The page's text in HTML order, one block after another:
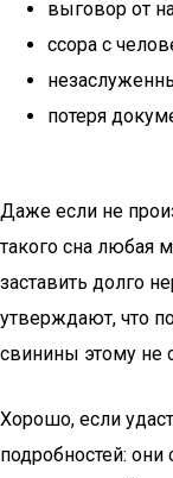
выговор от
ссора с
потеря
Даже если не
такого сна любая
заставить долго
утверждают, что
свинины этому не
Хорошо, если
подробностей: